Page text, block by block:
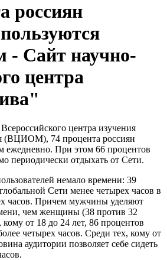
россиян
- Сайт научно-
центра
центра изучения
(ВЦИОМ), 74 процента россиян
ежедневно. При этом 66 процентов
периодически отдыхать от Сети.
немало времени: 39
Сети менее четырех часов в
часов. Причем мужчины уделяют
чем женщины (38 против 32
от 18 до 24 лет, 86 процентов
четырех часов. Среди тех, кому от
аудитории позволяет себе сидеть